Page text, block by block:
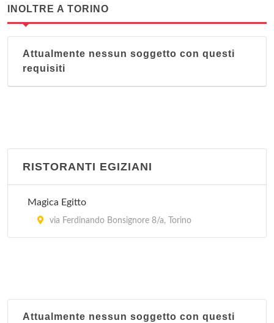
INOLTRE A TORINO
Attualmente nessun soggetto con questi
requisiti
RISTORANTI EGIZIANI
Magica Egitto
via Ferdinando Bonsignore 8/a, Torino
Attualmente nessun soggetto con questi